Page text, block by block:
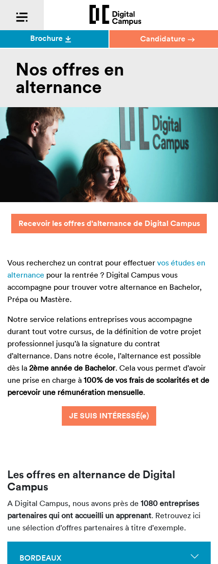
Nos offres en
alternance
Recevoir les offres d'alternance de Digital Campus
Vous recherchez un contrat pour effectuer vos études en
alternance pour la rentrée ? Digital Campus vous
accompagne pour trouver votre alternance en Bachelor,
Prépa ou Mastère.
Notre service relations entreprises vous accompagne
durant tout votre cursus, de la définition de votre projet
professionnel jusqu’à la signature du contrat
d’alternance. Dans notre école, l’alternance est possible
dès la 2ème année de Bachelor. Cela vous permet d’avoir
une prise en charge à 100% de vos frais de scolarités et de
percevoir une rémunération mensuelle.
JE SUIS INTÉRESSÉ(e)
Les offres en alternance de Digital
Campus
A Digital Campus, nous avons près de 1080 entreprises
partenaires qui ont accueilli un apprenant. Retrouvez ici
une sélection d’offres partenaires à titre d'exemple.
BORDEAUX
Brochure Candidature